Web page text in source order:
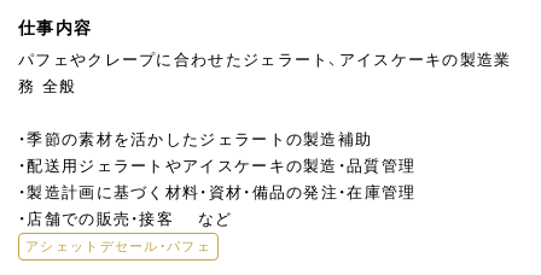
仕事内容
パフェやクレープに合わせたジェラート、アイスケーキの製造業
務 全般
・季節の素材を活かしたジェラートの製造補助
・配送用ジェラートやアイスケーキの製造・品質管理
・製造計画に基づく材料・資材・備品の発注・在庫管理
・店舗での販売・接客 など
アシェットデセール・パフェ